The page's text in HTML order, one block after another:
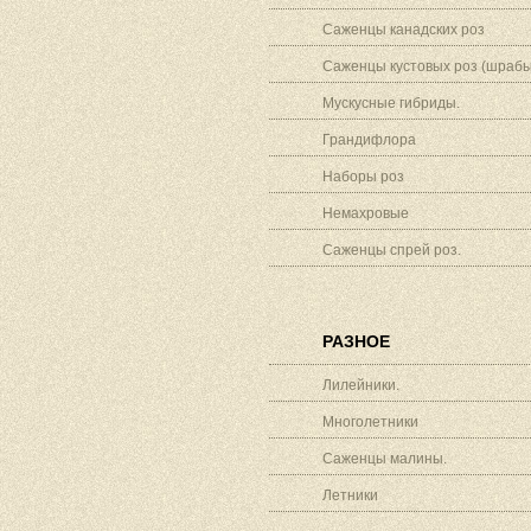
Саженцы канадских роз
Саженцы кустовых роз
Мускусные гибриды.
Грандифлора
Наборы роз
Немахровые
Саженцы спрей роз.
РАЗНОЕ
Лилейники.
Многолетники
Саженцы малины.
Летники